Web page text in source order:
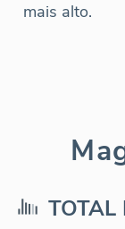
mais alto.
TOTAL